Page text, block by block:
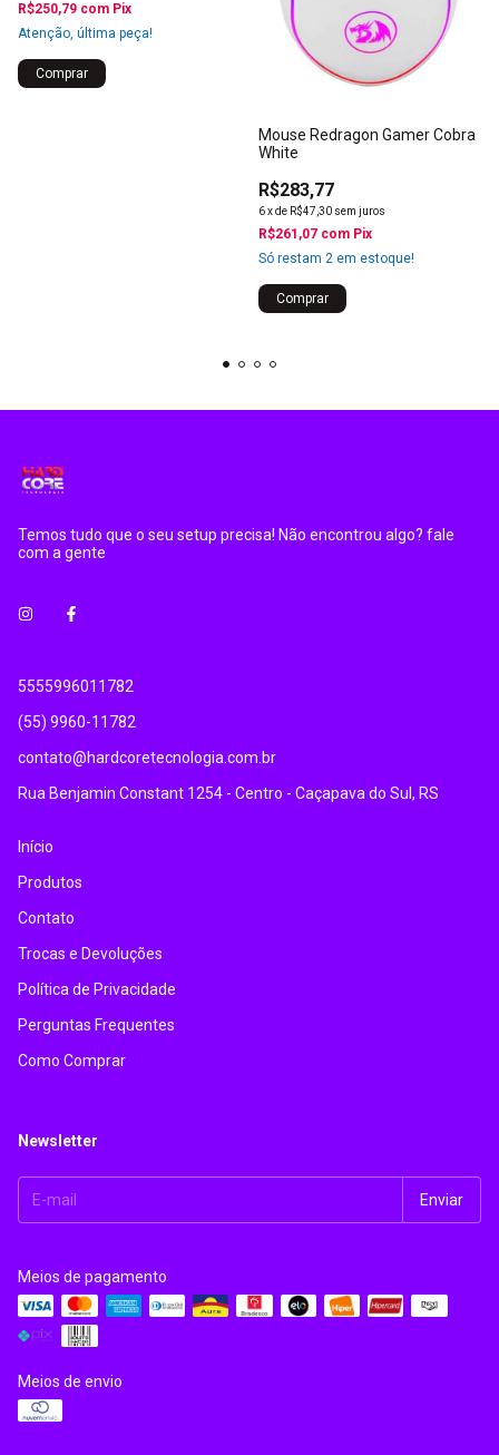
R$250,79 com Pix
Atenção, última peça!
Mouse Redragon Gamer Cobra
White
R$283,77
6xde R$47,30 sem juros
R$261,07 com Pix
Só restam 2 em estoque!
Comprar
Temos tudo que o seu setup precisa! Não encontrou algo? fale
com a gente
5555996011782
(55) 9960-11782
contato@hardcoretecnologia.com.br
Rua Benjamin Constant 1254 - Centro - Caçapava do Sul, RS
Início
Produtos
Contato
Trocas e Devoluções
Política de Privacidade
Perguntas Frequentes
Como Comprar
Newsletter
Meios de pagamento
Meios de envio